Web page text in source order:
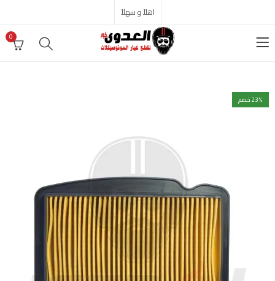
اهلاً و سهلاً
0
23% خصم